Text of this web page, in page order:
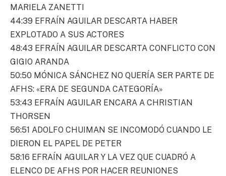
MARIELA ZANETTI
44:39 EFRAÍN AGUILAR DESCARTA HABER
EXPLOTADO A SUS ACTORES
48:43 EFRAÍN AGUILAR DESCARTA CONFLICTO CON
GIGIO ARANDA
50:50 MÓNICA SÁNCHEZ NO QUERÍA SER PARTE DE
AFHS: «ERA DE SEGUNDA CATEGORÍA»
53:43 EFRAÍN AGUILAR ENCARA A CHRISTIAN
THORSEN
56:51 ADOLFO CHUIMAN SE INCOMODÓ CUANDO LE
DIERON EL PAPEL DE PETER
58:16 EFRAÍN AGUILAR Y LA VEZ QUE CUADRÓ A
ELENCO DE AFHS POR HACER REUNIONES